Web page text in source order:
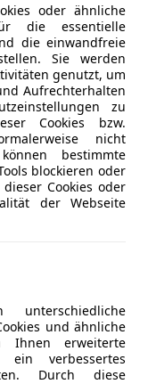
Sitzheizung
Tempomat
Airbag
Dachreling
Bedürfnisse
oder ähnliche
die essentielle
die einwandfreie
Sie werden
genutzt, um
Aufrechterhalten
zu
Cookies bzw.
nicht
bestimmte
blockieren oder
Cookies oder
der Webseite
und ähnliche
Ihnen erweiterte
ein verbessertes
Durch diese